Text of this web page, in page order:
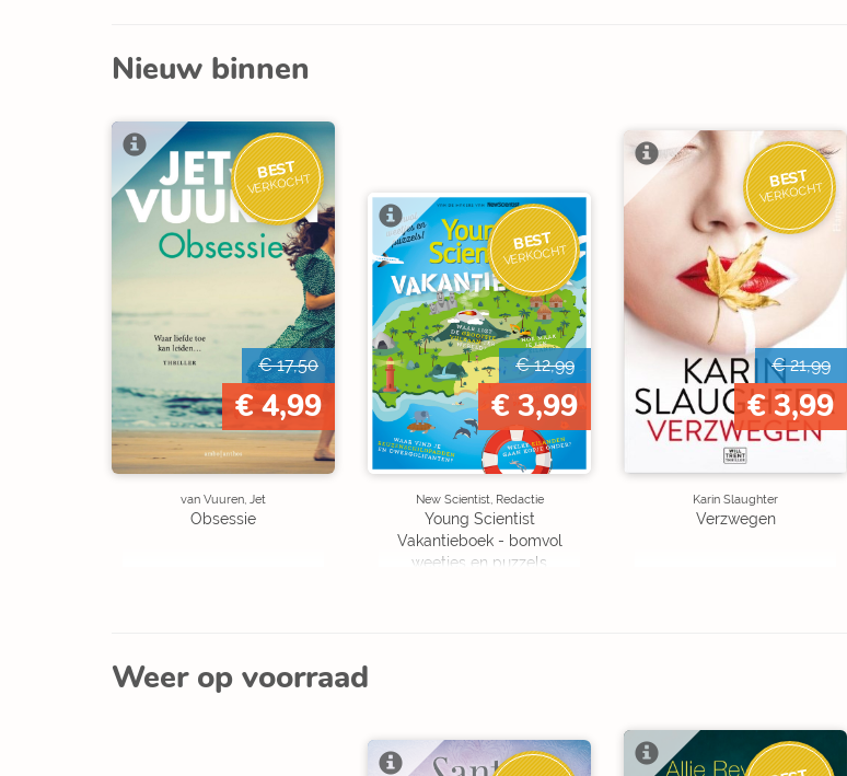
Nieuw binnen
BEST
VERKOCHT
€ 17,50
€ 4,99
van Vuuren, Jet
Obsessie
BEST
VERKOCHT
€ 12,99
€ 3,99
New Scientist, Redactie
Young Scientist
Vakantieboek - bomvol
weetjes en puzzels
BEST
VERKOCHT
€ 21,99
€ 3,99
Karin Slaughter
Verzwegen
Weer op voorraad